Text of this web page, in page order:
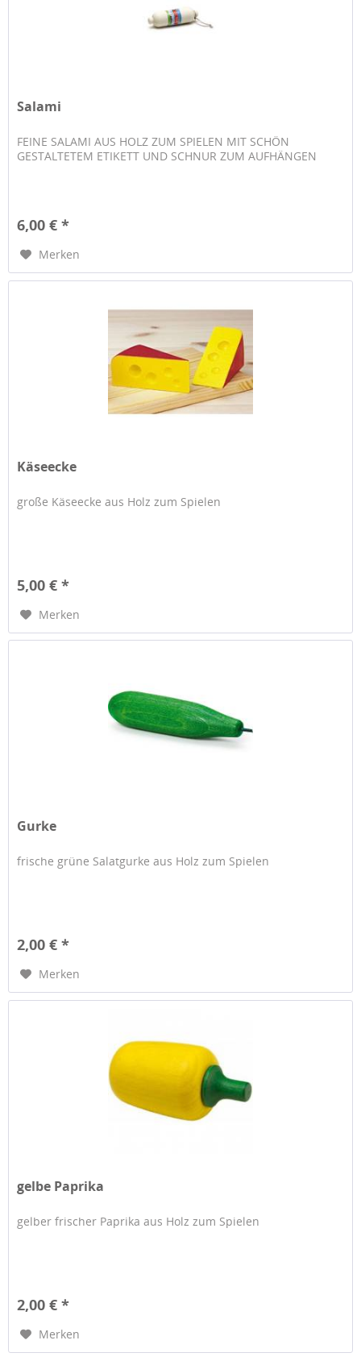
Salami
FEINE SALAMI AUS HOLZ ZUM SPIELEN MIT SCHÖN
GESTALTETEM ETIKETT UND SCHNUR ZUM AUFHÄNGEN
6,00 € *
Merken
Käseecke
große Käseecke aus Holz zum Spielen
5,00 € *
Merken
Gurke
frische grüne Salatgurke aus Holz zum Spielen
2,00 € *
Merken
gelbe Paprika
gelber frischer Paprika aus Holz zum Spielen
2,00 € *
Merken